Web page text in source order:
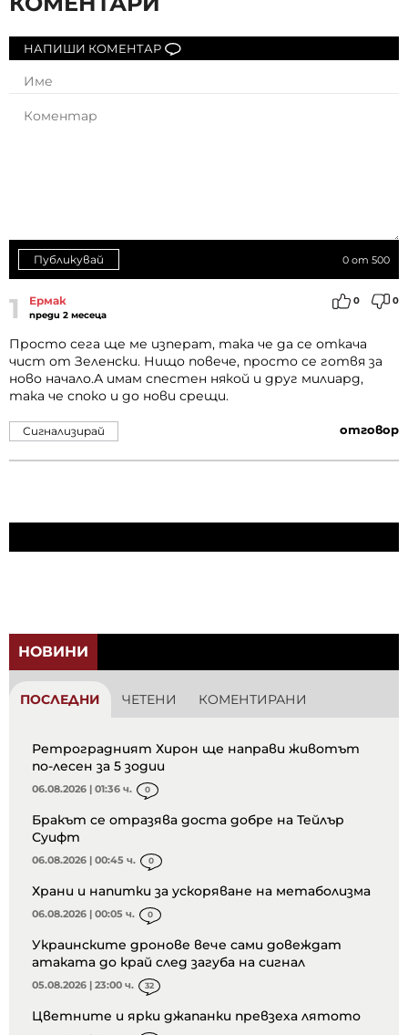
НАПИШИ КОМЕНТАР
0 от 500
Публикувай
1 Ермак
преди 2 месеца
0 0
Просто сега ще ме изперат, така че да се откача
чист от Зеленски. Нищо повече, просто се готвя за
ново начало.А имам спестен някой и друг милиард,
така че споко и до нови срещи.
отговор
Сигнализирай
НОВИНИ
ПОСЛЕДНИ ЧЕТЕНИ КОМЕНТИРАНИ
Ретроградният Хирон ще направи животът
по-лесен за 5 зодии
06.08.2026 | 01:36 ч. 0
Бракът се отразява доста добре на Тейлър
Суифт
06.08.2026 | 00:45 ч. 0
Храни и напитки за ускоряване на метаболизма
06.08.2026 | 00:05 ч. 0
Украинските дронове вече сами довеждат
атаката до край след загуба на сигнал
05.08.2026 | 23:00 ч. 32
Цветните и ярки джапанки превзеха лятото